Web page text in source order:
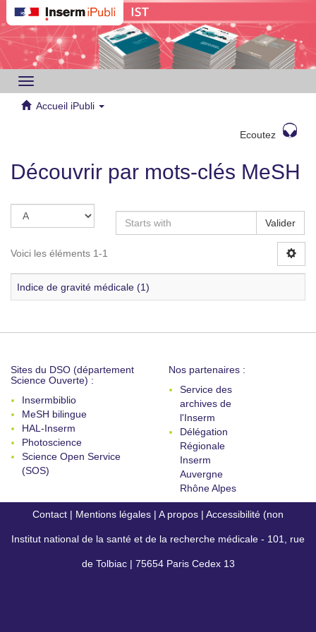
Toggle
navigation
Accueil iPubli
Ecoutez
Découvrir par mots-clés MeSH
Valider
Voici les éléments 1-1
Indice de gravité médicale (1)
Sites du DSO (département
Science Ouverte) :
Insermbiblio
MeSH bilingue
HAL-Inserm
Photoscience
Science Open Service
(SOS)
Nos partenaires :
Service des
archives de
l'Inserm
Délégation
Régionale
Inserm
Auvergne
Rhône Alpes
Contact | Mentions légales | A propos | Accessibilité (non
conforme)
Institut national de la santé et de la recherche médicale - 101, rue
de Tolbiac | 75654 Paris Cedex 13